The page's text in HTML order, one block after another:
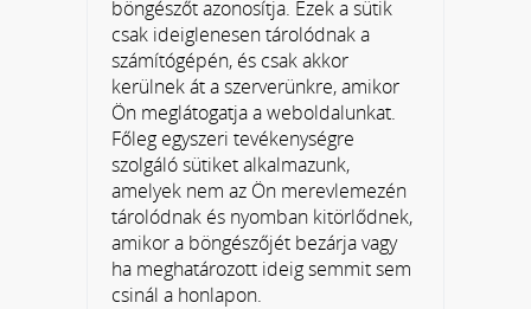
böngészőt azonosítja. Ezek a sütik
csak ideiglenesen tárolódnak a
számítógépén, és csak akkor
kerülnek át a szerverünkre, amikor
Ön meglátogatja a weboldalunkat.
Főleg egyszeri tevékenységre
szolgáló sütiket alkalmazunk,
amelyek nem az Ön merevlemezén
tárolódnak és nyomban kitörlődnek,
amikor a böngészőjét bezárja vagy
ha meghatározott ideig semmit sem
csinál a honlapon.